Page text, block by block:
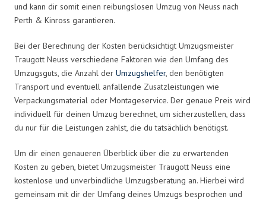
und kann dir somit einen reibungslosen Umzug von Neuss nach
Perth & Kinross garantieren.
Bei der Berechnung der Kosten berücksichtigt Umzugsmeister
Traugott Neuss verschiedene Faktoren wie den Umfang des
Umzugsguts, die Anzahl der Umzugshelfer, den benötigten
Transport und eventuell anfallende Zusatzleistungen wie
Verpackungsmaterial oder Montageservice. Der genaue Preis wird
individuell für deinen Umzug berechnet, um sicherzustellen, dass
du nur für die Leistungen zahlst, die du tatsächlich benötigst.
Um dir einen genaueren Überblick über die zu erwartenden
Kosten zu geben, bietet Umzugsmeister Traugott Neuss eine
kostenlose und unverbindliche Umzugsberatung an. Hierbei wird
gemeinsam mit dir der Umfang deines Umzugs besprochen und